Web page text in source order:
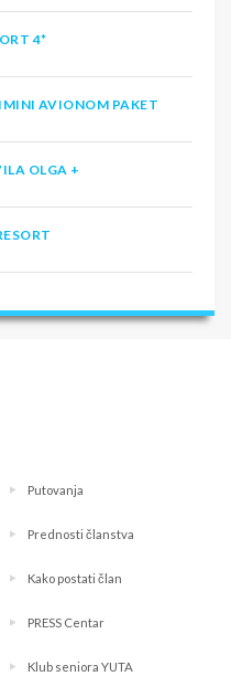
4*
AVIONOM PAKET
OLGA +
Putovanja
Prednosti članstva
Kako postati član
PRESS Centar
Klub seniora YUTA